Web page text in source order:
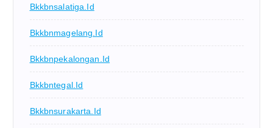
Bkkbnsalatiga.id
Bkkbnmagelang.id
Bkkbnpekalongan.id
Bkkbntegal.id
Bkkbnsurakarta.id